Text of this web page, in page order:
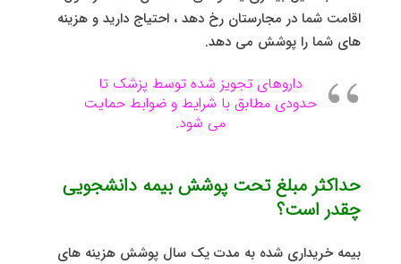
اقامت شما در مجارستان رخ دهد ، احتیاج دارید و هزینه
های شما را پوشش می دهد.
داروهای تجویز شده توسط پزشک تا
حدودی مطابق با شرایط و ضوابط حمایت
می شود.
حداکثر مبلغ تحت پوشش بیمه دانشجویی
چقدر است؟
بیمه خریداری شده به مدت یک سال پوشش هزینه های